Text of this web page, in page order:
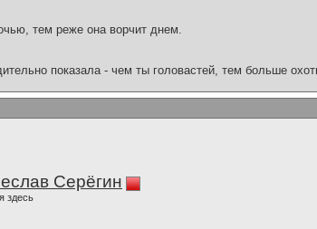
тем реже она ворчит днем.
показала - чем ты головастей, тем больше
Серёгин
здесь